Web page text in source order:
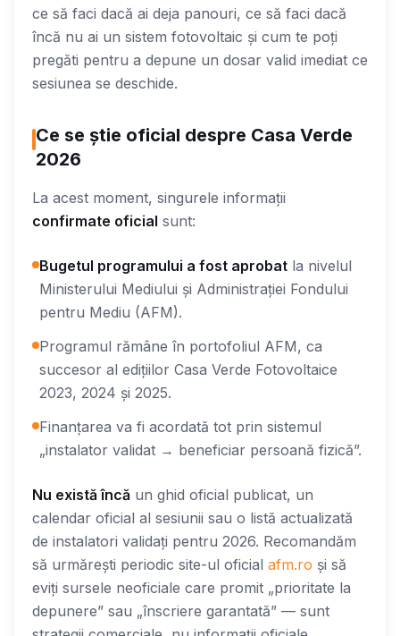
ce să faci dacă ai deja panouri, ce să faci dacă
încă nu ai un sistem fotovoltaic și cum te poți
pregăti pentru a depune un dosar valid imediat ce
sesiunea se deschide.
Ce se știe oficial despre Casa Verde
2026
La acest moment, singurele informații
confirmate oficial sunt:
Bugetul programului a fost aprobat la nivelul
Ministerului Mediului și Administrației Fondului
pentru Mediu (AFM).
Programul rămâne în portofoliul AFM, ca
succesor al edițiilor Casa Verde Fotovoltaice
2023, 2024 și 2025.
Finanțarea va fi acordată tot prin sistemul
„instalator validat → beneficiar persoană fizică”.
Nu există încă un ghid oficial publicat, un
calendar oficial al sesiunii sau o listă actualizată
de instalatori validați pentru 2026. Recomandăm
să urmărești periodic site-ul oficial afm.ro și să
eviți sursele neoficiale care promit „prioritate la
depunere” sau „înscriere garantată” — sunt